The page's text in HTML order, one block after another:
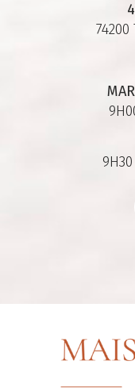
74200